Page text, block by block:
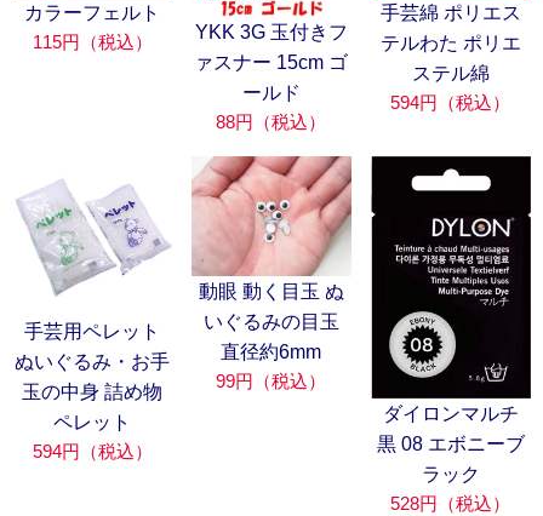
カラーフェルト
115円（税込）
YKK 3G 玉付きフ
ァスナー 15cm ゴ
ールド
88円（税込）
手芸綿 ポリエス
テルわた ポリエ
ステル綿
594円（税込）
手芸用ペレット
ぬいぐるみ・お手
玉の中身 詰め物
ペレット
594円（税込）
動眼 動く目玉 ぬ
いぐるみの目玉
直径約6mm
99円（税込）
ダイロンマルチ
黒 08 エボニーブ
ラック
528円（税込）